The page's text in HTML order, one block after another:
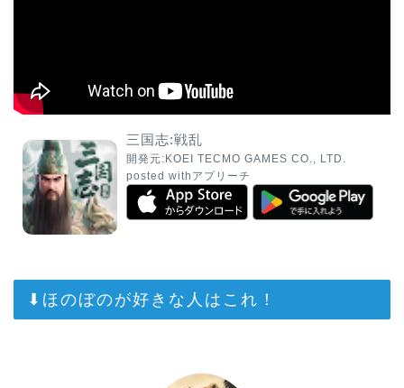
三国志:戦乱
開発元: KOEI TECMO GAMES CO., LTD.
posted with アプリーチ
⬇︎ほのぼのが好きな人はこれ！